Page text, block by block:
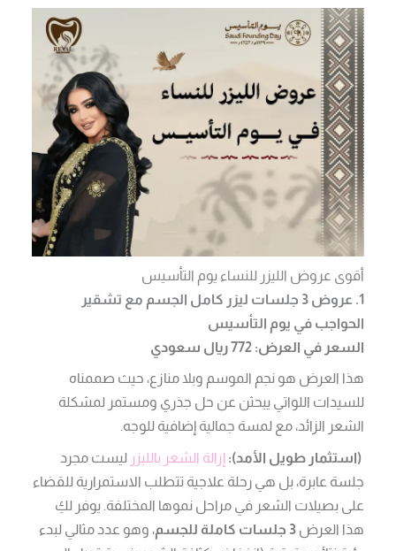
أقوى عروض الليزر للنساء يوم التأسيس
1. عروض 3 جلسات ليزر كامل الجسم مع تشقير
الحواجب في يوم التأسيس
السعر في العرض: 772 ريال سعودي
هذا العرض هو نجم الموسم وبلا منازع، حيث صممناه
للسيدات اللواتي يبحثن عن حل جذري ومستمر لمشكلة
الشعر الزائد، مع لمسة جمالية إضافية للوجه.
(استثمار طويل الأمد): إزالة الشعر بالليزر ليست مجرد
جلسة عابرة، بل هي رحلة علاجية تتطلب الاستمرارية للقضاء
على بصيلات الشعر في مراحل نموها المختلفة. يوفر لكِ
هذا العرض3 جلسات كاملة للجسم
، وهو عدد مثالي لبدء